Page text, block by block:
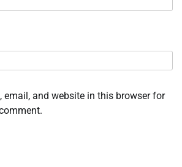
email, and website in this browser for